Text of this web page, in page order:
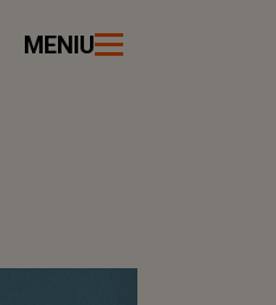
MENIU